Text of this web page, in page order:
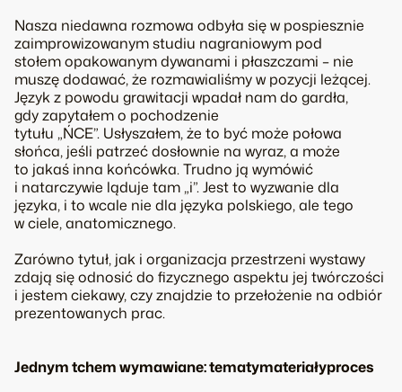
Nasza niedawna rozmowa odbyła się w pospiesznie
zaimprowizowanym studiu nagraniowym pod
stołem opakowanym dywanami i płaszczami – nie
muszę dodawać, że rozmawialiśmy w pozycji leżącej.
Język z powodu grawitacji wpadał nam do gardła,
gdy zapytałem o pochodzenie
tytułu „ŃCE”. Usłyszałem, że to być może połowa
słońca, jeśli patrzeć dosłownie na wyraz, a może
to jakaś inna końcówka. Trudno ją wymówić
i natarczywie ląduje tam „i”. Jest to wyzwanie dla
języka, i to wcale nie dla języka polskiego, ale tego
w ciele, anatomicznego.
Zarówno tytuł, jak i organizacja przestrzeni wystawy
zdają się odnosić do fizycznego aspektu jej twórczości
i jestem ciekawy, czy znajdzie to przełożenie na odbiór
prezentowanych prac.
Jednym tchem wymawiane: tematymateriałyproces